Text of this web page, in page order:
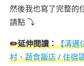
然後我也寫了完整的
請點 ⤵
✏️延伸閱讀：【清邁
村、蔬食飯店 / 住宿